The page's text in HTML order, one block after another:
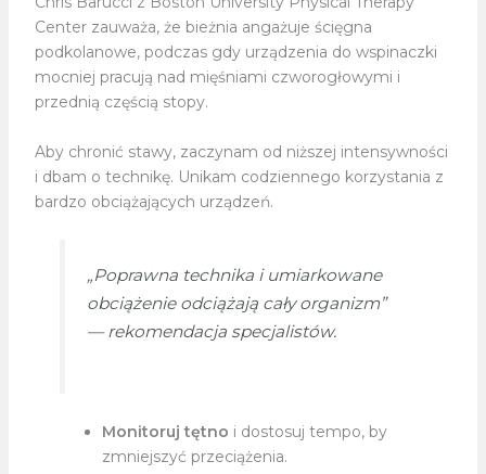
Center zauważa, że bieżnia angażuje ścięgna
podkolanowe, podczas gdy urządzenia do wspinaczki
mocniej pracują nad mięśniami czworogłowymi i
przednią częścią stopy.
Aby chronić stawy, zaczynam od niższej intensywności
i dbam o technikę. Unikam codziennego korzystania z
bardzo obciążających urządzeń.
„Poprawna technika i umiarkowane
obciążenie odciążają cały organizm”
— rekomendacja specjalistów.
Monitoruj tętno i dostosuj tempo, by
zmniejszyć przeciążenia.